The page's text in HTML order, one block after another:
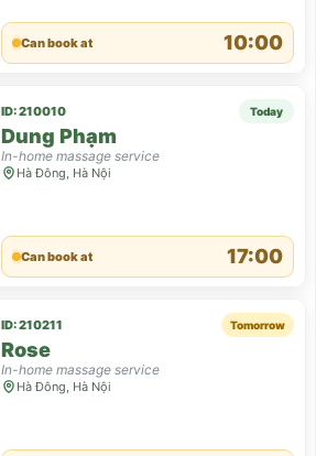
Can book at 10:00
ID: 210010 Today
Dung Phạm
In-home massage service
Hà Đông, Hà Nội
Can book at 17:00
ID: 210211 Tomorrow
Rose
In-home massage service
Hà Đông, Hà Nội